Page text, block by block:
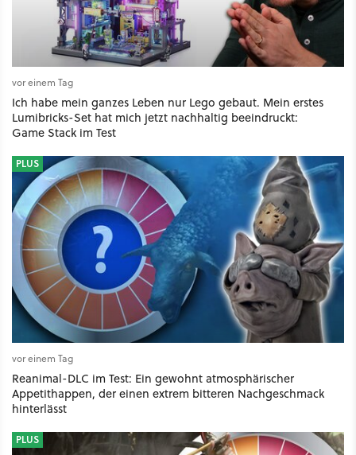
vor einem Tag
Ich habe mein ganzes Leben nur Lego gebaut. Mein erstes
Lumibricks-Set hat mich jetzt nachhaltig beeindruckt:
Game Stack im Test
PLUS
vor einem Tag
Reanimal-DLC im Test: Ein gewohnt atmosphärischer
Appetithappen, der einen extrem bitteren Nachgeschmack
hinterlässt
PLUS